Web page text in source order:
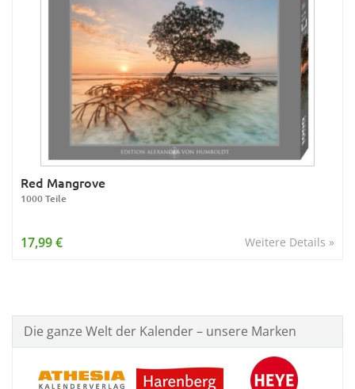
Red Mangrove
1000 Teile
Weitere Details »
17,99 €
Die ganze Welt der Kalender – unsere Marken